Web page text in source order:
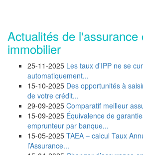
Actualités de l'assurance
immobilier
25-11-2025 Les taux d’IPP ne se
automatiquement...
15-10-2025 Des opportunités à
de votre crédit...
29-09-2025 Comparatif meilleur
15-09-2025 Équivalence de
emprunteur par banque...
15-05-2025 TAEA – calcul Taux
l’Assurance...